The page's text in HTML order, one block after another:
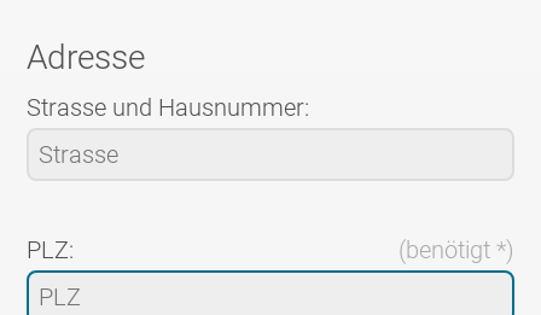
Adresse
Strasse und Hausnummer:
PLZ: (benötigt *)